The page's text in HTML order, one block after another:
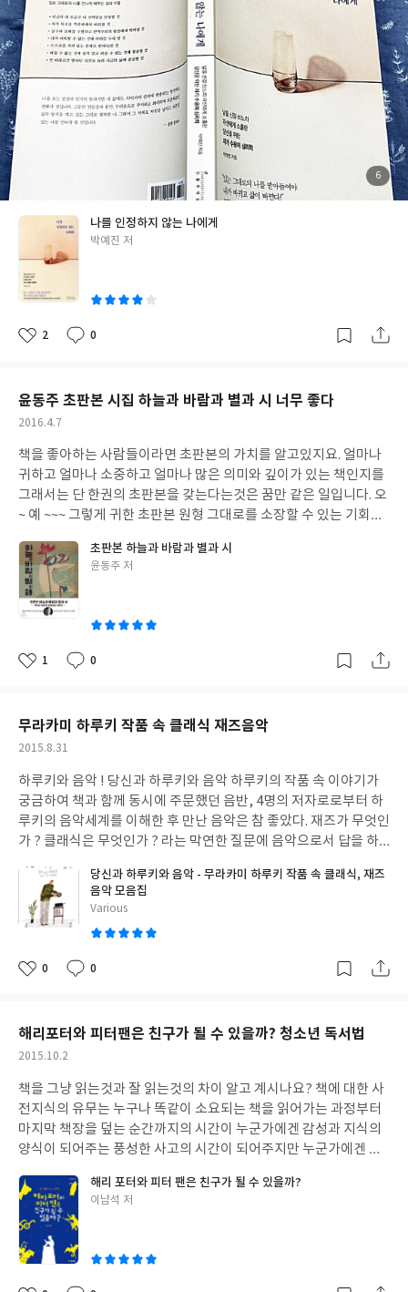
다양한 고민을 가지고있던 사람들의 실제 경험이 바탕이 된 이야기
라 힘이있다, 나를 인정하지 않는 나에게 ! 라는 제목을 접했을때만
해도 크게 와닿지 않았던 문구는 ' 남을 신경 쓰느라 자신에게 소홀
한 당신을 위한 자기 수용의 심리학' 이라는 문장에 가슴이 쿵 내려
앉았었다. 평소 내가 그렇게 살았던 것처럼, 아니 적어도 그렇게 살
았던 시간이 있었으니까. 드는 감점이었던 듯 하다. 저자는 그러한
사람들에게 처음 부터 당신은 지금 그대로로 충분하다라고한다. 이
어 책은 자기 자신을 받아들이는 3가지 과정으로 이어진다1부 나도
내가 왜 이러는지 모르겠다면2부 타인의 시선에서 자유롭지 못한
당신에게3부 우리가 함께 행복해지려면 소제목 자체만으로 마음을
울리는 문장들!좋아하는 일을 하고 살면 행복할까. 지금은 내 아이
든 질문이다. 20대에 절정에 이른뒤 30~40대까지 이어질 최고의 고
민을 한 여행 가이드를 통해 아주 구체적인 예시로써 설명하다. 책은
그렇게 구체적인 사례 소개에 이어 adler's message, 더 읽어보
의 문제를 끄집어내게한다. 그리고 오랜동안 꽁꽁 숨겨왔던 내면을
습을 찾아주고, 바꿀수 있는것과 바꿀 수 없는 것으로 나뉘어진 나
와 관계를 맺고있는 주변사람들과의 관계, 스스로가 바껴야 할 문제
었던 잘못된 점들도 있고 스스로가 바껴야 하는 문제들도 있었다,
그 모든 것들은 실제 사례와 심리상담가의 전문가 조언, 스스로 고
쳐갈 수 있는 과정까지 일목요연하게 이어진다. 마치 심리전문가와
깊이 있는 상담을 나누는 듯 , 무엇보다 누구나에게 있을법한 사례
던 '당신은 지금 그대로 충분합니다. '라는 감정은 나 스스로를 인정
하게된다. 아주 쉽게 마음을 열게하는 가장 쉬운 심리학책이었다. 본
서평은 출판사로부터 책을 제공받아 주관적인 관점에서 작성되었
습니다
첨
부
사
6
나를 인정하지 않는 나에게
글
박예진 저
좋
2
댓
0
작
윤동주 초판본 시집 하늘과 바람과 별과 시 너무 좋다
작
일
2016.4.7
책을 좋아하는 사람들이라면 초판본의 가치를 알고있지요. 얼마나
귀하고 얼마나 소중하고 얼마나 많은 의미와 깊이가 있는 책인지를
그래서는 단 한권의 초판본을 갖는다는것은 꿈만 같은 일입니다. 오
~ 예 ~~~ 그렇게 귀한 초판본 원형 그대로를 소장할 수 있는 기회를
시인 윤동주의 1955년 정음사 오리지널 초판본 하늘과 바람과 별과
시 울 집에 있는 몇권 안되는 시집중 하나가 바로 윤동주 시인의 하
늘과 바람과 별과 시, 그리고 님의침묵 김소월 시집등 윤동주라는
시인을 떠올릴때면 자동적으로 따라오는 서시, 그리고 하늘과 바람
과 별과 시 떠올리는 것만으로도 설레이는 아름다운 시가 있는가하
면 한문장 한글자 그 의미를 되새기며 나를 돌아보게하는 시도 있으
도 하였습니다. 친구 송몽규와 윤동주의 이야기를 담았다는 이야기
에 꼭 봐야지 작정했음에도 끝내는 놓쳐버려 아쉬움이 크게 남은 영
화 ~~~ 이번에 더 스토리 출판사에서 초판본과 똑같은 형태로 출간
한 하늘과 바람과 별과 시에는 시인의 절친이었던 송몽규가 1935년
동아일보 신춘문예에 당선된 숟가락과 시인의 대표시인 서시가 별
도로 포장되어있어 더 좋습니다 우리부부는 인제는 굶을 도리밖에
없엇다. 잡힐 것은 다 잡혀 먹고 더 잡힐 것조차 없엇다 아 - 여보 ! 어
소리로 고함을 지른다 ............ 1935.1.1 숟가락 중 일부 죽는 날까자
하늘을 우러러 한 점 부끄럼이 없기를 잎새에 이는 바람에도 나는 괴
로워했다. 별을 노래하는 마음으로 모든 죽으 가는 것을 사랑해야지
그리고 나한테 주어진 길을 걸어가야겠다 오늘 밤에도 별이 바람에
스치운다 ​ 1941.11 서시 ​ 더스토리 출판사에서는 감사하게도 지난
해부터 오랜 시간 소중히 간직해 온 초판본 도서를 공개하고 있네요
을 그대로 되살리기위해 많은 노력을 기울였다고 합니다 님의 침묵
을 시작으로 1955년 정음사의 오리지널 초판본 하늘과 바람과 별과
리지널 초판본 사슴의 노래 이어 정지용 시집까지.... 출판사는 이제
낯설어졌어도 시인과 시집만큼은 명품으로 남겨진 시집들을 오리
지널 초판본 형태 그대로 만날 수 가 있음입니다 ​ ​ 진짜 초판본과 똑
같이 만들기위해 심혈을 기울여 완성된 윤동주초판본 시집이 드디
어 제 손에 들어온 날 단순한 책 한권이 아니라 시인의 당시 마음을
엿보는 듯 한 마음에 너무나 설레였답니다. 정말 옛날 느낌 그대로의
책. 고서점에서나 만날것 같은 귀한 느낌이 책 전체에서 풍겨나옵니
다 15세부터 시를 쓰기 시작한 시인은 항일운동 협의로 채포되어 후
쿠오카 형무속에서 복역중 1945년 2월 29세의 짧은 나이에 생을 마
초판본 하늘과 바람과 별과 시
글
윤동주 저
좋
1
댓
0
작
무라카미 하루키 작품 속 클래식 재즈음악
작
일
2015.8.31
하루키와 음악 ! 당신과 하루키와 음악 하루키의 작품 속 이야기가
궁금하여 책과 함께 동시에 주문했던 음반, 4명의 저자로로부터 하
루키의 음악세계를 이해한 후 만난 음악은 참 좋았다. 재즈가 무엇인
가 ? 클래식은 무엇인가 ? 라는 막연한 질문에 음악으로서 답을 하
d 에서는 재즈를 2번째 cd 에서는 클래식을 들려준다 하루키의 소
설속에서 등장했던 음악들이었다. 그러한 음악을 들으며 문학이 참
으로 아름답다는 생각을 하게된다. 그동안 몇번씩은 들었던 친근한
멜로디와 음악 그 음악이 하루키의 음악이란 이름으로 묶이니 더욱
시적이고 문학적이다. 노르웨이의 숲, 그 외의 단편들.... 음악을 들으
니 책이 궁금해지며 다시금 문학소녀가 되어가고 있는 느낌 풍성한
아름다웠던 감정선들이다 재즈가 이렇게 편안한 음악이었구나 보
토은 심적으로 가라앉던 음악이 너무나 편안하고 바에 앉아 칵테일
한잔을 들이키고 싶은 마음을 부른다 클래식은 또 어떠한가 ? 역동
적이면서도 생기 가득한 일상이 그려진다. 분석하고 누구누구의 음
악이요 제목이 무엇이다 달달달 외우던 공부가 아니라 그저 들려오
는 음률에 몸과 감정을 싣고 그 음악속으로 푹 빠져들어가는 시간.
무 숲속에 온 듯 칵테일 바에 앉아 있는 듯 볕이 좋은 해변에서 통통
튀는 나를 상상하게되는 음악 참으로 신기한 경험이었다 똑같은 음
악일진대 문학속에서 언급되었다는 그 사실과 하루키가 좋아했다
는 이유만으로 음악이 더욱 풍성해지는 느낌이다.
당신과 하루키와 음악 - 무라카미 하루키 작품 속 클래식, 재즈
음악 모음집
글
쓴
이
Various
좋
0
댓
0
작
해리포터와 피터팬은 친구가 될 수 있을까? 청소년 독서법
작
일
2015.10.2
책을 그냥 읽는것과 잘 읽는것의 차이 알고 계시나요? 책에 대한 사
전지식의 유무는 누구나 똑같이 소요되는 책을 읽어가는 과정부터
마지막 책장을 덮는 순간까지의 시간이 누군가에겐 감성과 지식의
양식이 되어주는 풍성한 사고의 시간이 되어주지만 누군가에겐 단
넓어지기도 하고 다양한 시선이 작가가 의도한 많은 부분을 끄집어
낼 수도 있기 때문인 듯 한데 자음과 모음의 청소년 인문 시리즈를
통해 울 아이들은 책 제대로 읽는 법을 찾아가는 중 입니다 독수리는
왜 까치에게 쫓겨다닐까에 이어지는 나를 변화시키는 독후행. 시리
즈 2번째 이야기를 통해서 였습니다 해야할것도 많고 하라는 것도
해리 포터와 피터 팬은 친구가 될 수 있을까?
글
이남석 저